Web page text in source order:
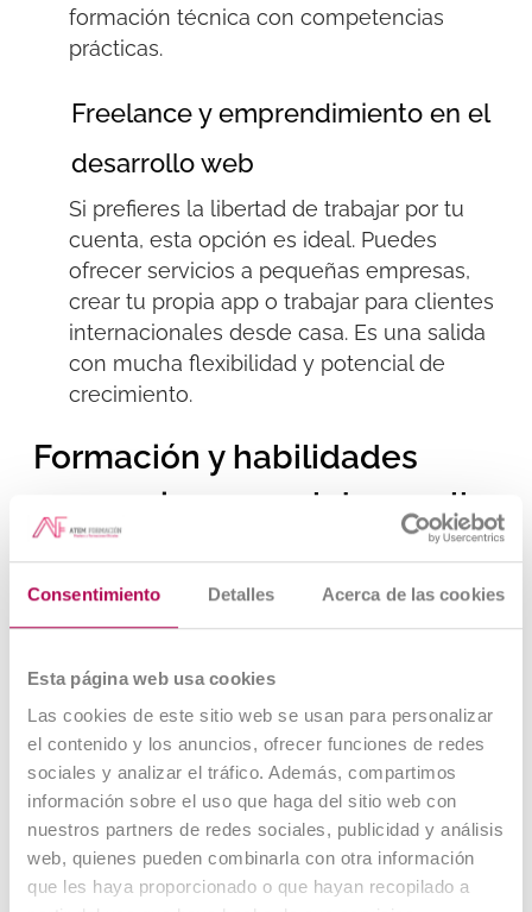
Consentimiento Detalles Acerca de las cookies
Esta página web usa cookies
Las cookies de este sitio web se usan para personalizar
el contenido y los anuncios, ofrecer funciones de redes
sociales y analizar el tráfico. Además, compartimos
información sobre el uso que haga del sitio web con
nuestros partners de redes sociales, publicidad y análisis
web, quienes pueden combinarla con otra información
que les haya proporcionado o que hayan recopilado a
formación técnica con competencias
prácticas.
Freelance y emprendimiento en el
desarrollo web
Si prefieres la libertad de trabajar por tu
cuenta, esta opción es ideal. Puedes
ofrecer servicios a pequeñas empresas,
crear tu propia appo trabajar para clientes
internacionales desde casa. Es una salida
con mucha flexibilidad y potencial de
crecimiento.
Formación y habilidades
necesarias para el desarrollo
de aplicaciones web
No necesitas una carrera universitaria para
Distanciacomo DAW te da la base necesaria
el sector.
Conocimientos técnicos
esenciales (HTML, CSS, JavaScript,
etc.)